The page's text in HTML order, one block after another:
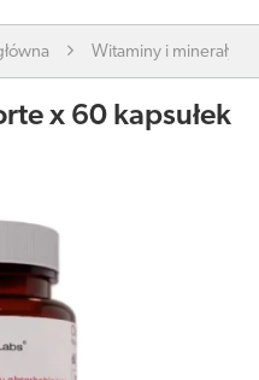
Witaminy i minerały
x 60 kapsułek